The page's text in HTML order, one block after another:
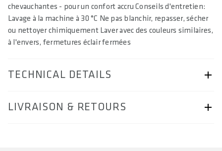
chevauchantes - pour un confort accru Conseils d'entretien:
Lavage à la machine à 30 °C Ne pas blanchir, repasser, sécher
ou nettoyer chimiquement Laver avec des couleurs similaires,
à l'envers, fermetures éclair fermées
TECHNICAL DETAILS
ARTICLE NUMBER
LIVRAISON & RETOURS